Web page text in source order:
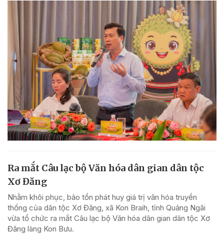
Ra mắt Câu lạc bộ Văn hóa dân gian dân tộc
Xơ Đăng
Nhằm khôi phục, bảo tồn phát huy giá trị văn hóa truyền
thống của dân tộc Xơ Đăng, xã Kon Braih, tỉnh Quảng Ngãi
vừa tổ chức ra mắt Câu lạc bộ Văn hóa dân gian dân tộc Xơ
Đăng làng Kon Bưu.